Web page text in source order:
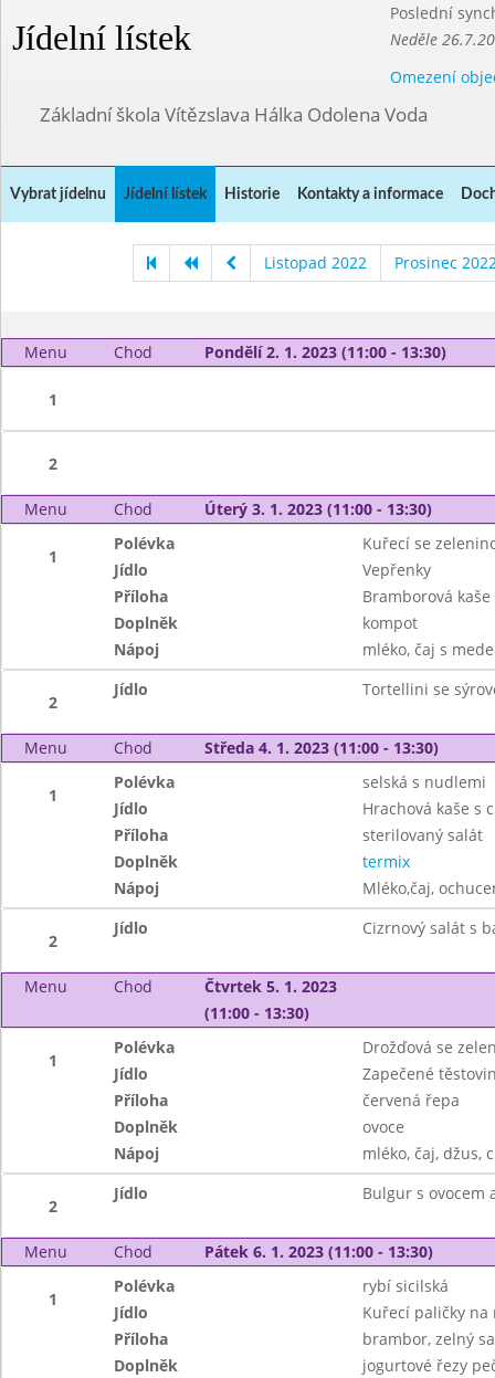
Jídelní lístek
Poslední
Neděle
Omezení
Základní škola Vítězslava Hálka Odolena Voda
Vybrat jídelnu Jídelní lístek Historie Kontakty a informace
Listopad 2022 Prosinec
Menu Chod Pondělí 2. 1. 2023 (11:00 - 13:30)
1
2
Menu Chod Úterý 3. 1. 2023 (11:00 - 13:30)
1
Polévka
Kuřecí se
Jídlo
Vepřenky
Příloha
Bramborová kaše
Doplněk
kompot
Nápoj
mléko, čaj s
2
Jídlo Tortellini se
Menu Chod Středa 4. 1. 2023 (11:00 - 13:30)
1
Polévka
selská s nudlemi
Jídlo
Hrachová kaše s
Příloha
sterilovaný salát
Doplněk
termix
Nápoj
Mléko,čaj,
2
Jídlo Cizrnový salát s
Menu Chod
Čtvrtek 5. 1. 2023
(11:00 - 13:30)
1
Polévka
Drožďová se
Jídlo
Zapečené
Příloha
červená řepa
Doplněk
ovoce
Nápoj
mléko, čaj, džus,
2
Jídlo Bulgur s ovocem
Menu Chod Pátek 6. 1. 2023 (11:00 - 13:30)
1
Polévka
rybí sicilská
Jídlo
Kuřecí paličky na
Příloha
brambor, zelný
Doplněk
jogurtové řezy